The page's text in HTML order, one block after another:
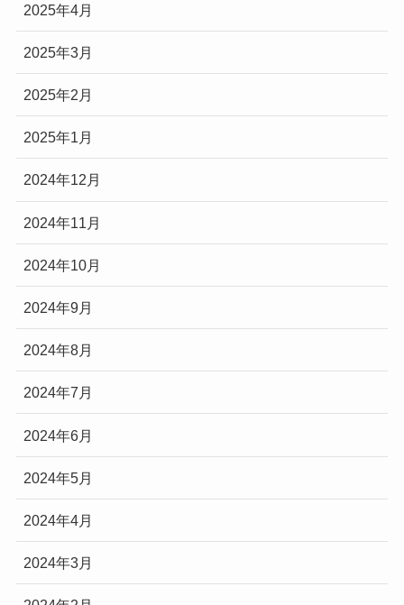
2025年4月
2025年3月
2025年2月
2025年1月
2024年12月
2024年11月
2024年10月
2024年9月
2024年8月
2024年7月
2024年6月
2024年5月
2024年4月
2024年3月